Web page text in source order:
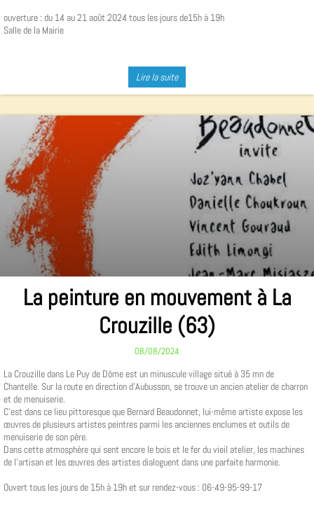
ouverture : du 14 au 21 août 2024 tous les jours de15h à 19h
Salle de la Mairie
Lire la suite
La peinture en mouvement à La
Crouzille (63)
08/08/2024
La Crouzille dans Le Puy de Dôme est un minuscule village situé à 35 mn de
Chantelle. Sur la route en direction d'Aubusson, se trouve un ancien atelier de charron
et de menuiserie.
C'est dans ce lieu pittoresque que Bernard Beaudonnet, lui-même artiste expose les
œuvres de plusieurs artistes peintres parmi les anciennes enclumes et outils de
menuiserie de son père.
Dans cette atmosphère qui sent encore le bois et le fer du vieil atelier, les machines
de l'artisan et les œuvres des artistes dialoguent dans une parfaite harmonie.
Ouvert tous les jours de 15h à 19h et sur rendez-vous : 06-49-95-99-17